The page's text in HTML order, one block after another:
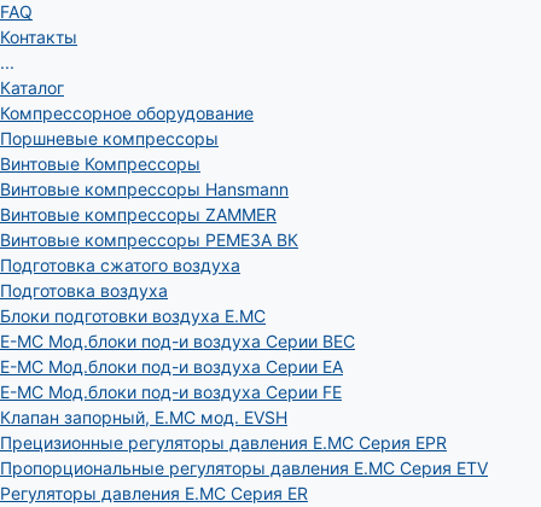
FAQ
Контакты
...
Каталог
Компрессорное оборудование
Поршневые компрессоры
Винтовые Компрессоры
Винтовые компрессоры Hansmann
Винтовые компрессоры ZAMMER
Винтовые компрессоры РЕМЕЗА ВК
Подготовка сжатого воздуха
Подготовка воздуха
Блоки подготовки воздуха E.MC
E-MC Мод.блоки под-и воздуха Серии BEC
E-MC Мод.блоки под-и воздуха Серии EA
E-MC Мод.блоки под-и воздуха Серии FE
Клапан запорный, E.MC мод. EVSH
Прецизионные регуляторы давления E.MC Серия EPR
Пропорциональные регуляторы давления E.MC Серия ETV
Регуляторы давления E.MC Серия ER